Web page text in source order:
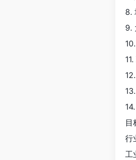
8.
9.
目
行
工